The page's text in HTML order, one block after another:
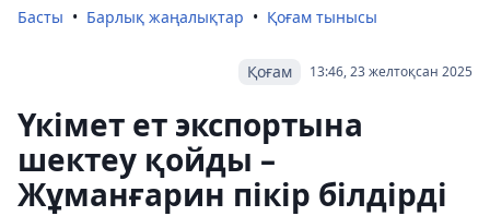
Басты Барлық жаңалықтар Қоғам тынысы
13:46, 23 желтоқсан 2025
Қоғам
Үкімет ет экспортына
шектеу қойды –
Жұманғарин пікір білдірді